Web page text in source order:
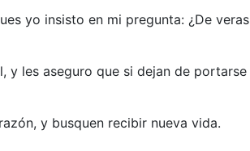
yo insisto en mi pregunta: ¿De veras
y les aseguro que si dejan de portarse
y busquen recibir nueva vida.